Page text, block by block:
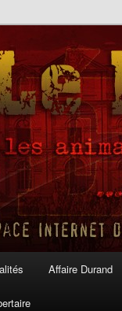
Libertaire
Affaire Durand